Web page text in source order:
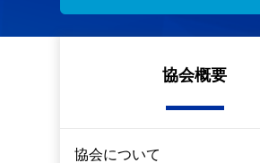
協会概要
協会について